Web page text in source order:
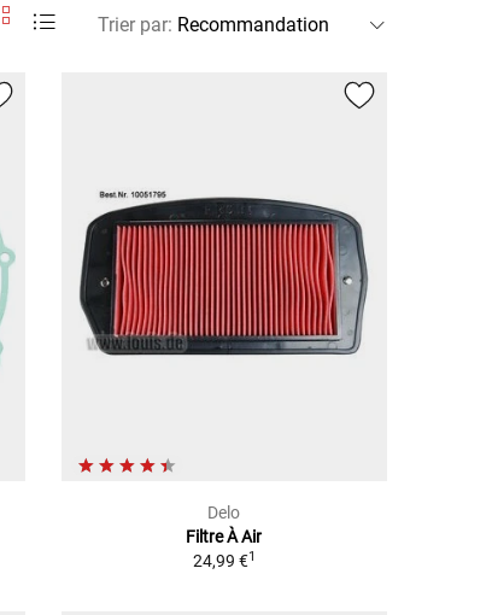
Trier par:
Delo
Filtre À Air
24,99 €1